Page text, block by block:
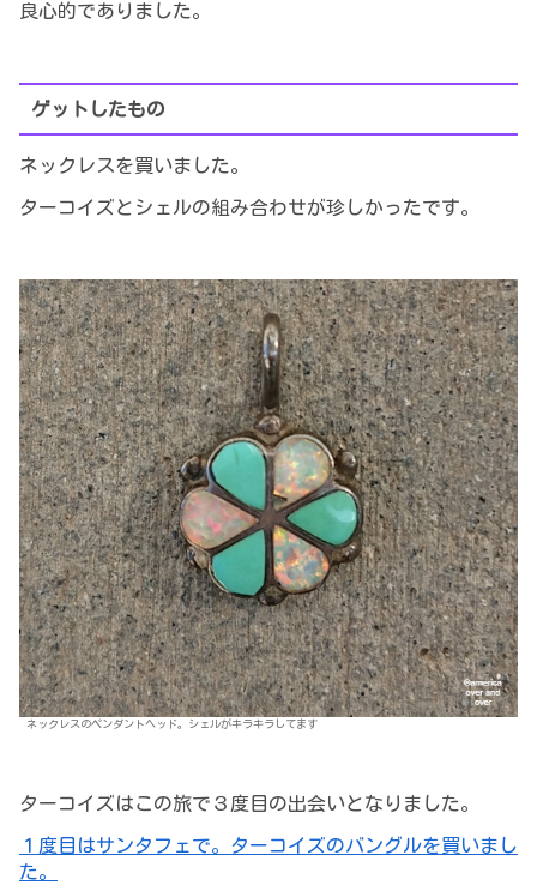
良心的でありました。
ゲットしたもの
ネックレスを買いました。
ターコイズとシェルの組み合わせが珍しかったです。
ネックレスのペンダントヘッド。シェルがキラキラしてます
ターコイズはこの旅で３度目の出会いとなりました。
１度目はサンタフェで。ターコイズのバングルを買いまし
た。